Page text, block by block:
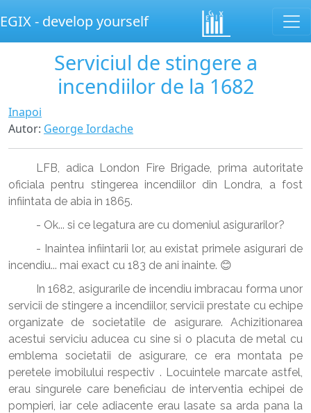
EGIX - develop yourself
Serviciul de stingere a
incendiilor de la 1682
Inapoi
Autor: George Iordache
LFB, adica London Fire Brigade, prima autoritate
oficiala pentru stingerea incendiilor din Londra, a fost
infiintata de abia in 1865.
- Ok... si ce legatura are cu domeniul asigurarilor?
- Inaintea infiintarii lor, au existat primele asigurari de
incendiu... mai exact cu 183 de ani inainte. 😊
In 1682, asigurarile de incendiu imbracau forma unor
servicii de stingere a incendiilor, servicii prestate cu echipe
organizate de societatile de asigurare. Achizitionarea
acestui serviciu aducea cu sine si o placuta de metal cu
emblema societatii de asigurare, ce era montata pe
peretele imobilului respectiv . Locuintele marcate astfel,
erau singurele care beneficiau de interventia echipei de
pompieri, iar cele adiacente erau lasate sa arda pana la